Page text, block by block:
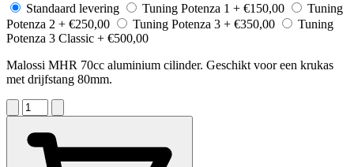
Standaard levering
Tuning Potenza 1 + €150,00
Tuning
Potenza 2 + €250,00 Tuning Potenza 3 + €350,00
Tuning
Potenza 3 Classic + €500,00
Malossi MHR 70cc aluminium cilinder. Geschikt voor een krukas
met drijfstang 80mm.